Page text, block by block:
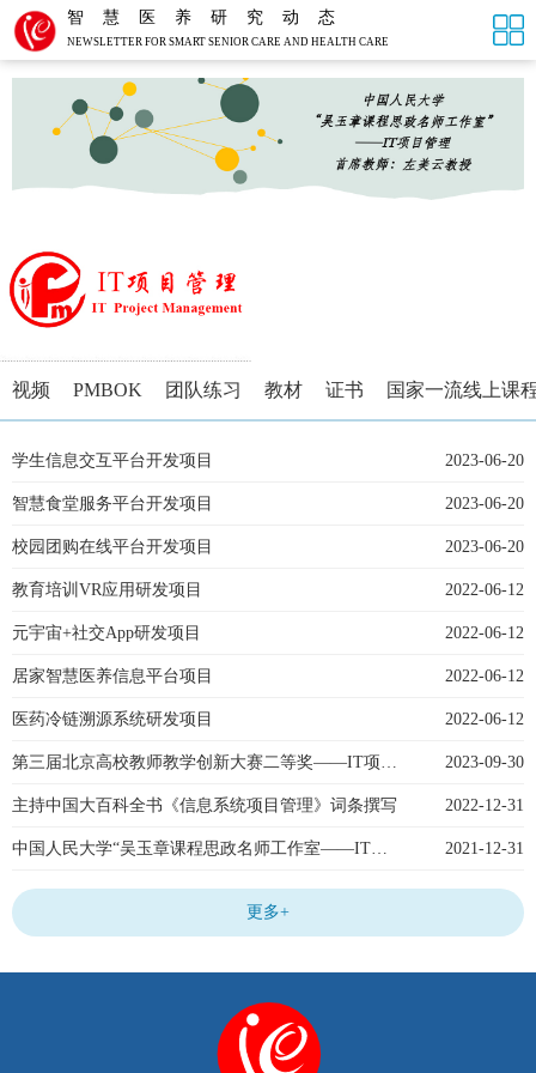
智慧医养研究动态
NEWSLETTER FOR SMART SENIOR CARE AND HEALTH CARE
视频 PMBOK 团队练习 教材 证书 国家一流线上课
2023-06-20
学生信息交互平台开发项目
2023-06-20
智慧食堂服务平台开发项目
2023-06-20
校园团购在线平台开发项目
2022-06-12
教育培训VR应用研发项目
2022-06-12
元宇宙+社交App研发项目
2022-06-12
居家智慧医养信息平台项目
2022-06-12
医药冷链溯源系统研发项目
2023-09-30
第三届北京高校教师教学创新大赛二等奖——IT项目管理
2022-12-31
主持中国大百科全书《信息系统项目管理》词条撰写
2021-12-31
中国人民大学“吴玉章课程思政名师工作室——IT项目管理”（2021）
更多+